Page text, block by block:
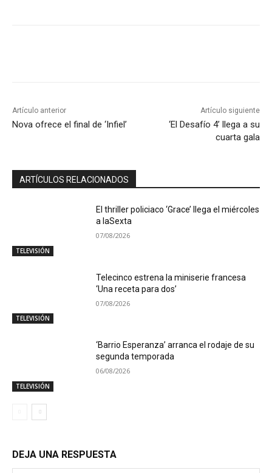
Artículo anterior
Nova ofrece el final de ‘Infiel’
Artículo siguiente
‘El Desafío 4’ llega a su
cuarta gala
ARTÍCULOS RELACIONADOS
TELEVISIÓN
El thriller policiaco ‘Grace’ llega el miércoles
a laSexta
07/08/2026
TELEVISIÓN
Telecinco estrena la miniserie francesa
‘Una receta para dos’
07/08/2026
TELEVISIÓN
‘Barrio Esperanza’ arranca el rodaje de su
segunda temporada
06/08/2026
DEJA UNA RESPUESTA